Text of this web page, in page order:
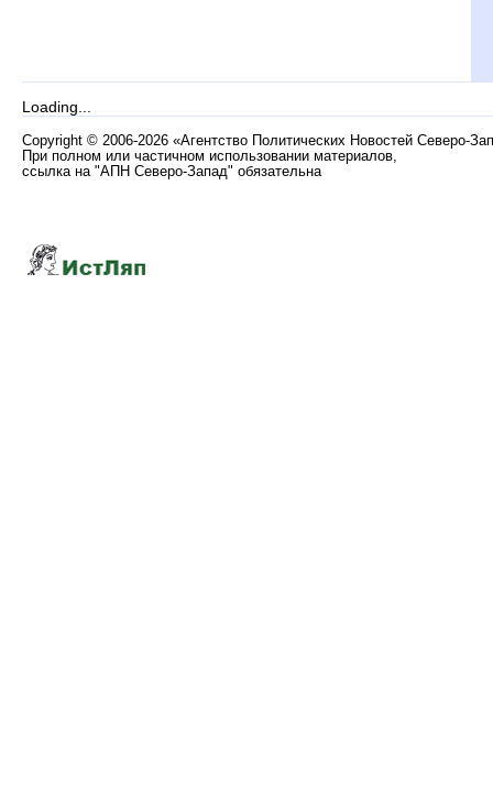
Loading...
Copyright © 2006-2026 «Агентство Политических Новостей Северо-
При полном или частичном использовании материалов,
ссылка на "АПН Северо-Запад" обязательна